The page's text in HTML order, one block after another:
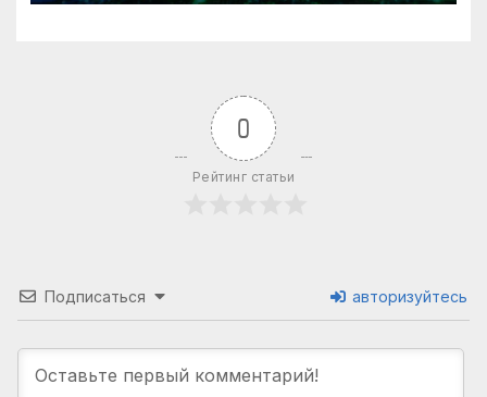
0
Рейтинг статьи
Подписаться авторизуйтесь